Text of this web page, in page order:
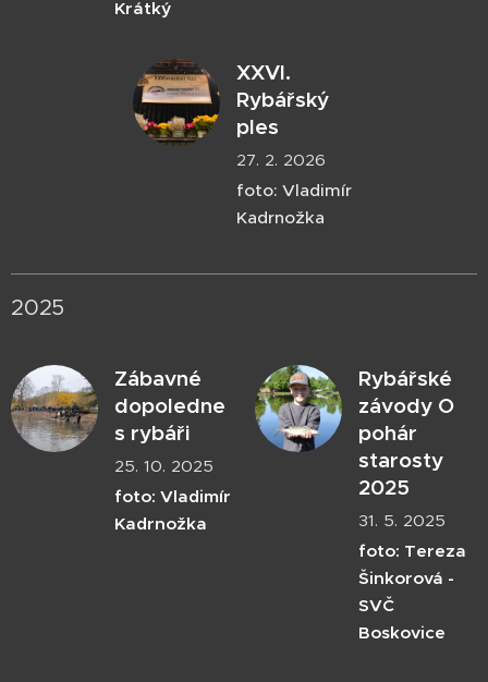
Krátký
XXVI.
Rybářský
ples
27. 2. 2026
foto: Vladimír
Kadrnožka
2025
Zábavné
dopoledne
s rybáři
25. 10. 2025
foto: Vladimír
Kadrnožka
Rybářské
závody O
pohár
starosty
2025
31. 5. 2025
foto: Tereza
Šinkorová -
SVČ
Boskovice